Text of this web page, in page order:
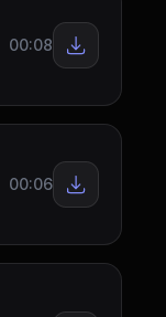
00:08
00:06